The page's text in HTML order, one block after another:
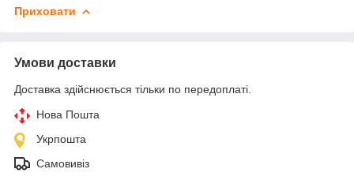
Приховати
Умови доставки
Доставка здійснюється тільки по передоплаті.
Нова Пошта
Укрпошта
Самовивіз